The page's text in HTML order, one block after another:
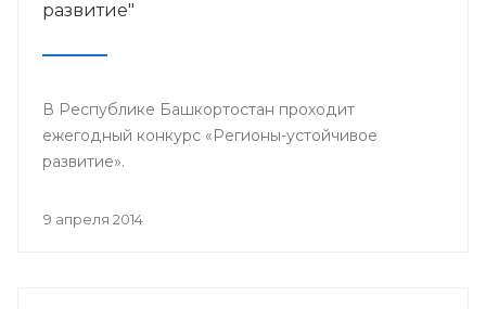
развитие"
В Республике Башкортостан проходит
ежегодный конкурс «Регионы-устойчивое
развитие».
9 апреля 2014